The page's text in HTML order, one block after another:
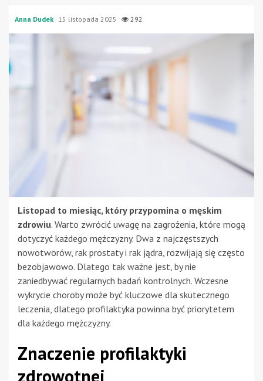
Anna Dudek 15 listopada 2025 292
Listopad to miesiąc, który przypomina o męskim
zdrowiu. Warto zwrócić uwagę na zagrożenia, które mogą
dotyczyć każdego mężczyzny. Dwa z najczęstszych
nowotworów, rak prostaty i rak jądra, rozwijają się często
bezobjawowo. Dlatego tak ważne jest, by nie
zaniedbywać regularnych badań kontrolnych. Wczesne
wykrycie choroby może być kluczowe dla skutecznego
leczenia, dlatego profilaktyka powinna być priorytetem
dla każdego mężczyzny.
Znaczenie profilaktyki
zdrowotnej